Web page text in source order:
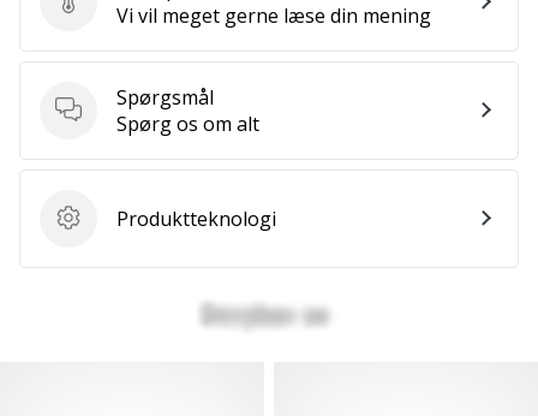
Send produktanmeldelse
Vi vil meget gerne læse din mening
Spørgsmål
Spørgsmål
Spørg os om alt
Produktteknologi
Produktteknologi